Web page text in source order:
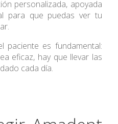
personalizada, apoyada
para que puedas ver tu
paciente es fundamental:
eficaz, hay que llevar las
cada día.